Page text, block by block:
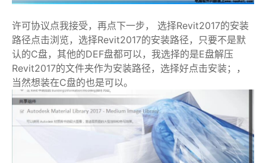
许可协议点我接受，再点下一步， 选择Revit2017的安装
路径点击浏览，选择Revit2017的安装路径，只要不是默
认的C盘，其他的DEF盘都可以，我选择的是E盘解压
Revit2017的文件夹作为安装路径，选择好点击安装；，
当然想装在C盘的也是可以。